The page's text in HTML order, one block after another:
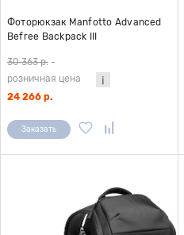
Фоторюкзак Manfotto Advanced
Befree Backpack III
30 363 р. -
розничная цена
24 266 р.
Заказать